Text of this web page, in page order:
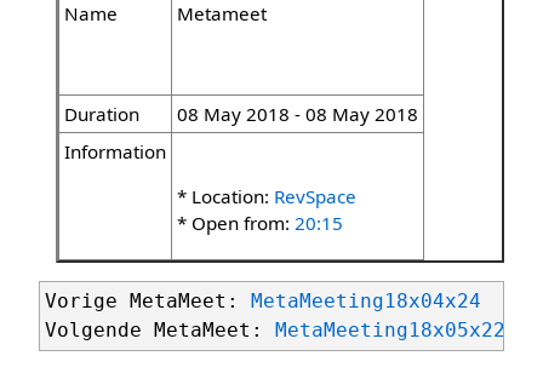
Name
Metameet
Duration
08 May 2018 - 08 May 2018
Information
* Location: RevSpace
* Open from: 20:15
Vorige MetaMeet:
MetaMeeting18x04x24
Volgende MetaMeet:
MetaMeeting18x05x22